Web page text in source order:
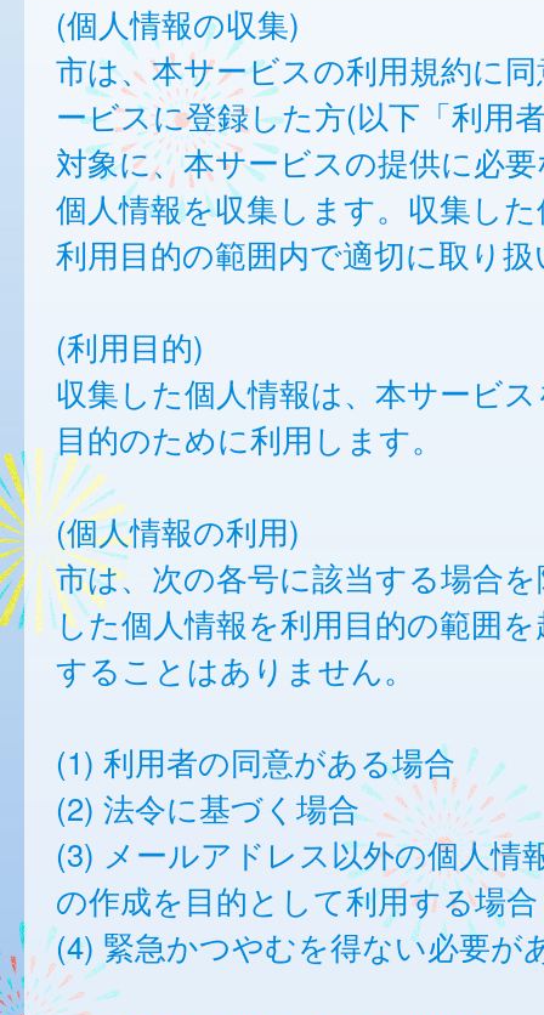
(個人情報の収集)
市は、本サービスの利用規約に
ービスに登録した方(以下「利用
対象に、本サービスの提供に必
個人情報を収集します。収集し
利用目的の範囲内で適切に取り
(利用目的)
収集した個人情報は、本サービ
目的のために利用します。
(個人情報の利用)
市は、次の各号に該当する場合
した個人情報を利用目的の範囲
することはありません。
(1) 利用者の同意がある場合
(2) 法令に基づく場合
(3) メールアドレス以外の個人情
の作成を目的として利用する場合
(4) 緊急かつやむを得ない必要が